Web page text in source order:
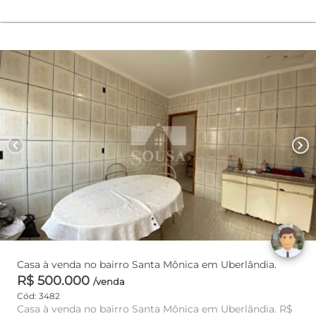
chevron_left chevron_right
Casa à venda no bairro Santa Mônica em Uberlândia.
R$ 500.000 /venda
Cód: 3482
Casa à venda no bairro Santa Mônica em Uberlândia. R$